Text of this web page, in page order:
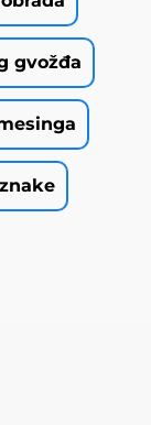
gvožđa